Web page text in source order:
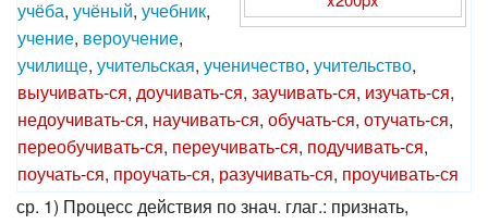
учёба, учёный, учебник,
учение, вероучение,
училище, учительская, ученичество, учительство,
выучивать-ся, доучивать-ся, заучивать-ся, изучать-ся,
недоучивать-ся, научивать-ся, обучать-ся, отучать-ся,
переобучивать-ся, переучивать-ся, подучивать-ся,
поучать-ся, проучать-ся, разучивать-ся, проучивать-ся
ср. 1) Процесс действия по знач. глаг.: признать,